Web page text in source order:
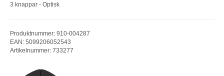
3 knappar - Optisk
Produktnummer: 910-004287
EAN: 5099206052543
Artikelnummer: 733277